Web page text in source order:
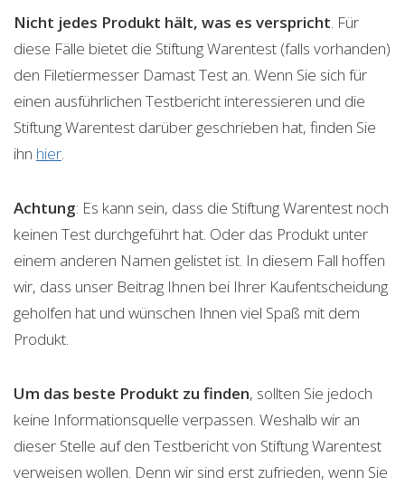
Nicht jedes Produkt hält, was es verspricht. Für
diese Fälle bietet die Stiftung Warentest (falls vorhanden)
den Filetiermesser Damast Test an. Wenn Sie sich für
einen ausführlichen Testbericht interessieren und die
Stiftung Warentest darüber geschrieben hat, finden Sie
ihn hier.
Achtung: Es kann sein, dass die Stiftung Warentest noch
keinen Test durchgeführt hat. Oder das Produkt unter
einem anderen Namen gelistet ist. In diesem Fall hoffen
wir, dass unser Beitrag Ihnen bei Ihrer Kaufentscheidung
geholfen hat und wünschen Ihnen viel Spaß mit dem
Produkt.
Um das beste Produkt zu finden, sollten Sie jedoch
keine Informationsquelle verpassen. Weshalb wir an
dieser Stelle auf den Testbericht von Stiftung Warentest
verweisen wollen. Denn wir sind erst zufrieden, wenn Sie